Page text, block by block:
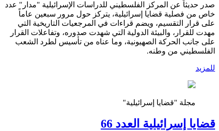
صدر حديثاً عن المركز الفلسطيني للدراسات الإسرائيلية "مدار" عدد
خاص من فصلية قضايا إسرائيلية، يتركز حول مرور سبعين عاماً
على قرار التقسيم، ويضم قراءات في المرجعيات التاريخية التي
مهدت للقرار، والبيئة الدولية التي شهدت صدوره، وتفاعلات القرار
على جانب الحركة الصهيونية، وما عناه من تأسيس لطرد الشعب
الفلسطيني من وطنه.
للمزيد
مجلة "قضايا إسرائيلية"
قضايا إسرائيلية العدد 66